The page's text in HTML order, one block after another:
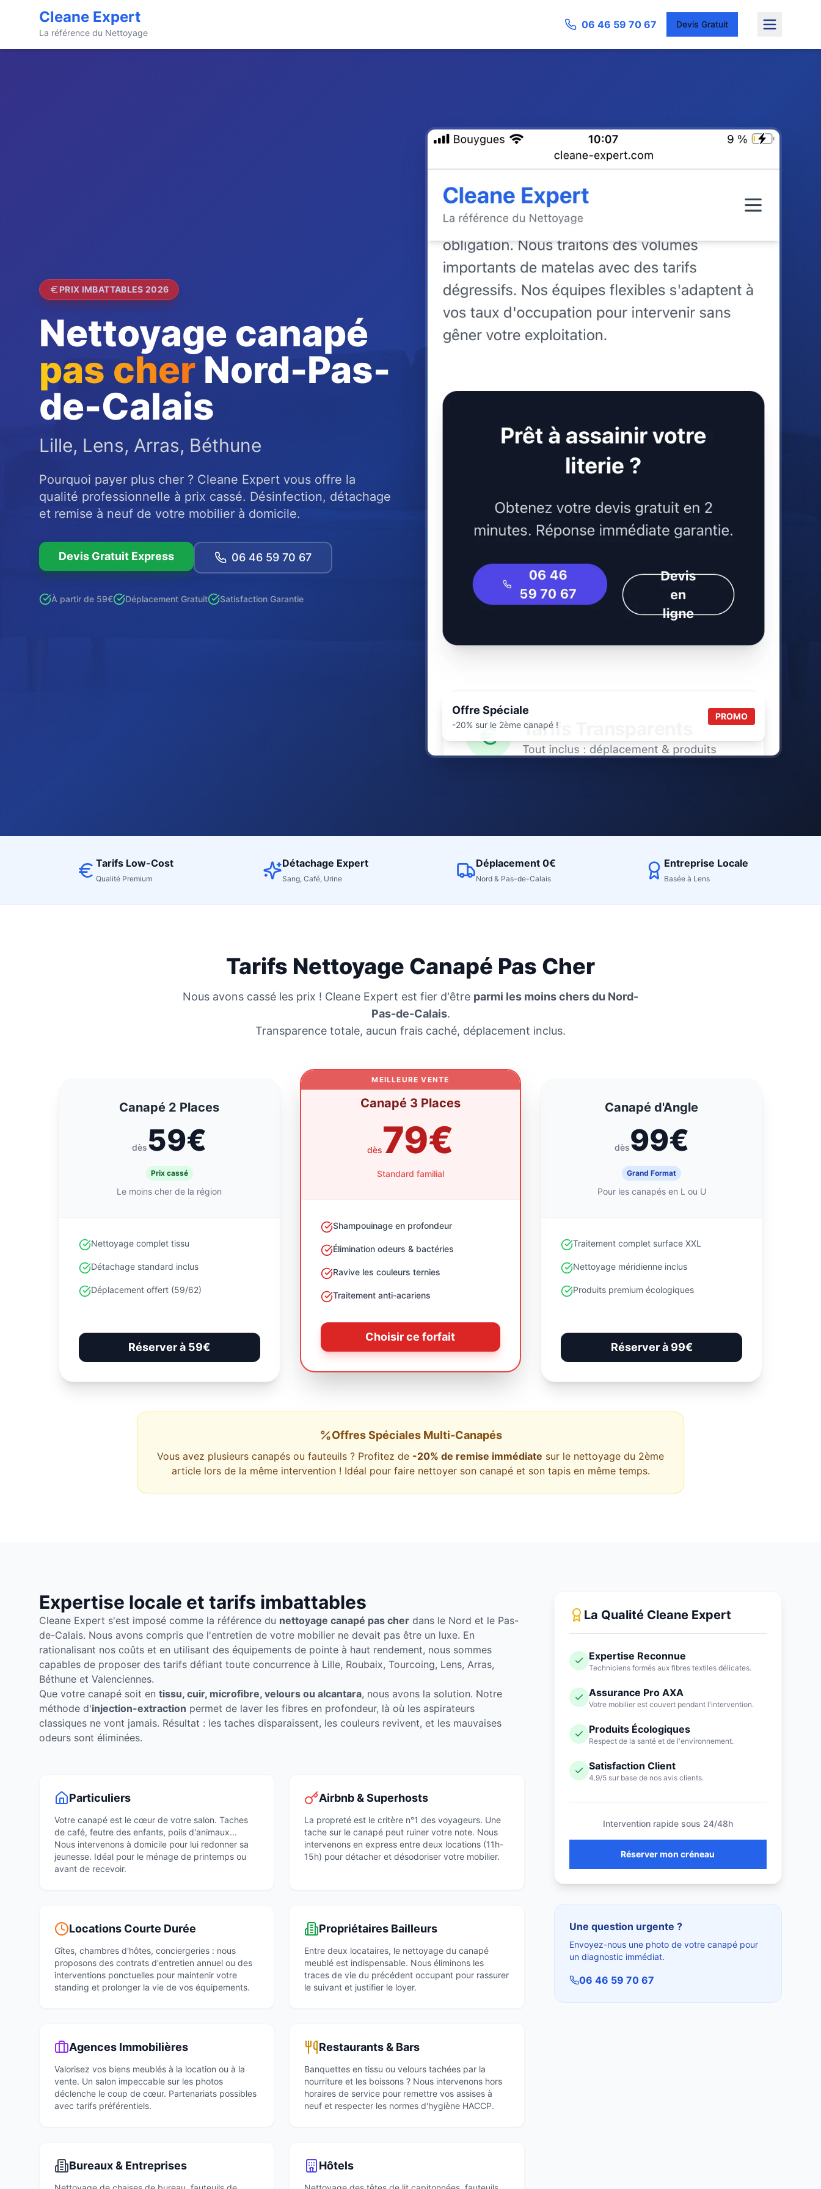
Cleane Expert
La référence du Nettoyage
06 46 59 70 67 Devis Gratuit
PRIX IMBATTABLES 2026
Nettoyage canapé
pas cher Nord-Pas-
de-Calais
Lille, Lens, Arras, Béthune
Pourquoi payer plus cher ? Cleane Expert vous offre la
qualité professionnelle à prix cassé. Désinfection, détachage
et remise à neuf de votre mobilier à domicile.
Devis Gratuit Express 06 46 59 70 67
À partir de 59€ Déplacement Gratuit Satisfaction Garantie
Offre Spéciale
-20% sur le 2ème canapé !
PROMO
Tarifs Low-Cost
Qualité Premium
Détachage Expert
Sang, Café, Urine
Déplacement 0€
Nord & Pas-de-Calais
Entreprise Locale
Basée à Lens
Tarifs Nettoyage Canapé Pas Cher
Nous avons cassé les prix ! Cleane Expert est fier d'être parmi les moins chers du Nord-
Pas-de-Calais.
Transparence totale, aucun frais caché, déplacement inclus.
Canapé 2 Places
dès59€
Prix cassé
Le moins cher de la région
Nettoyage complet tissu
Détachage standard inclus
Déplacement offert (59/62)
Réserver à 59€
MEILLEURE VENTE
Canapé 3 Places
dès79€
Standard familial
Shampouinage en profondeur
Élimination odeurs & bactéries
Ravive les couleurs ternies
Traitement anti-acariens
Choisir ce forfait
Canapé d'Angle
dès99€
Grand Format
Pour les canapés en L ou U
Traitement complet surface XXL
Nettoyage méridienne inclus
Produits premium écologiques
Réserver à 99€
Offres Spéciales Multi-Canapés
Vous avez plusieurs canapés ou fauteuils ? Profitez de -20% de remise immédiate sur le nettoyage du 2ème
article lors de la même intervention ! Idéal pour faire nettoyer son canapé et son tapis en même temps.
Expertise locale et tarifs imbattables
Cleane Expert s'est imposé comme la référence du nettoyage canapé pas cher dans le Nord et le Pas-
de-Calais. Nous avons compris que l'entretien de votre mobilier ne devait pas être un luxe. En
rationalisant nos coûts et en utilisant des équipements de pointe à haut rendement, nous sommes
capables de proposer des tarifs défiant toute concurrence à Lille, Roubaix, Tourcoing, Lens, Arras,
Béthune et Valenciennes.
Que votre canapé soit en tissu, cuir, microfibre, velours ou alcantara, nous avons la solution. Notre
méthode d'injection-extraction permet de laver les fibres en profondeur, là où les aspirateurs
classiques ne vont jamais. Résultat : les taches disparaissent, les couleurs revivent, et les mauvaises
odeurs sont éliminées.
Particuliers
Votre canapé est le cœur de votre salon. Taches
de café, feutre des enfants, poils d'animaux...
Nous intervenons à domicile pour lui redonner sa
jeunesse. Idéal pour le ménage de printemps ou
avant de recevoir.
Airbnb & Superhosts
La propreté est le critère n°1 des voyageurs. Une
tache sur le canapé peut ruiner votre note. Nous
intervenons en express entre deux locations (11h-
15h) pour détacher et désodoriser votre mobilier.
Locations Courte Durée
Gîtes, chambres d'hôtes, conciergeries : nous
proposons des contrats d'entretien annuel ou des
interventions ponctuelles pour maintenir votre
standing et prolonger la vie de vos équipements.
Propriétaires Bailleurs
Entre deux locataires, le nettoyage du canapé
meublé est indispensable. Nous éliminons les
traces de vie du précédent occupant pour rassurer
le suivant et justifier le loyer.
Agences Immobilières
Valorisez vos biens meublés à la location ou à la
vente. Un salon impeccable sur les photos
déclenche le coup de cœur. Partenariats possibles
avec tarifs préférentiels.
Restaurants & Bars
Banquettes en tissu ou velours tachées par la
nourriture et les boissons ? Nous intervenons hors
horaires de service pour remettre vos assises à
neuf et respecter les normes d'hygiène HACCP.
Bureaux & Entreprises Hôtels
La Qualité Cleane Expert
Expertise Reconnue
Techniciens formés aux fibres textiles délicates.
Assurance Pro AXA
Votre mobilier est couvert pendant l'intervention.
Produits Écologiques
Respect de la santé et de l'environnement.
Satisfaction Client
4.9/5 sur base de nos avis clients.
Intervention rapide sous 24/48h
Réserver mon créneau
Une question urgente ?
Envoyez-nous une photo de votre canapé pour
un diagnostic immédiat.
06 46 59 70 67